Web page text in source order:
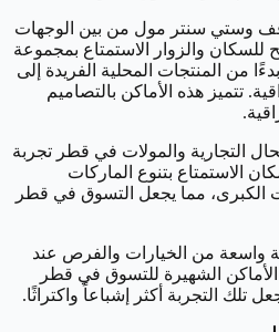
وستي سنتر مول من بين الوجهات
للسكان والزوار الاستمتاع بمجموعة
من المنتجات المحلية الفريدة إلى
تتميز هذه الأماكن بالتصاميم
التجارية والمولات في قطر تجربة
الاستمتاع بتنوع الماركات
الكبرى، مما يجعل التسوق في قطر
واسعة من الخيارات والفرص عند
الشهيرة للتسوق في قطر
تلك التجربة أكثر إشباعاً واكتراثًا.